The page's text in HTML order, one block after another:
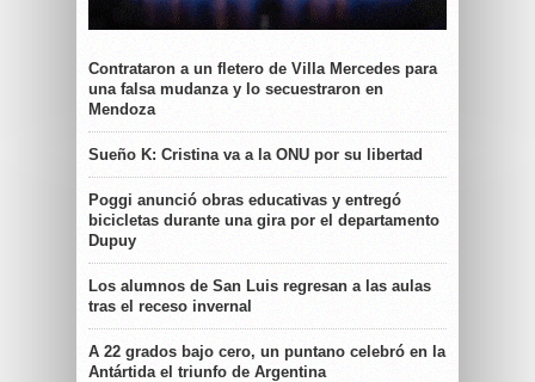
Contrataron a un fletero de Villa Mercedes para
una falsa mudanza y lo secuestraron en
Mendoza
Sueño K: Cristina va a la ONU por su libertad
Poggi anunció obras educativas y entregó
bicicletas durante una gira por el departamento
Dupuy
Los alumnos de San Luis regresan a las aulas
tras el receso invernal
A 22 grados bajo cero, un puntano celebró en la
Antártida el triunfo de Argentina